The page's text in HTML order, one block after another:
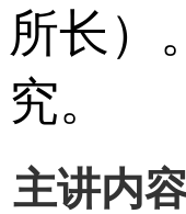
所长）
究。
主讲内容